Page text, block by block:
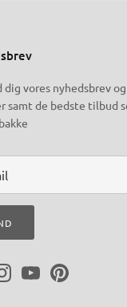
dig vores nyhedsbrev
samt de bedste tilbud